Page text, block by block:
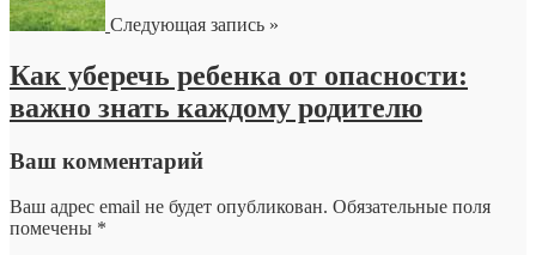
Следующая запись »
Как уберечь ребенка от опасности:
важно знать каждому родителю
Ваш комментарий
Ваш адрес email не будет опубликован. Обязательные поля
помечены *